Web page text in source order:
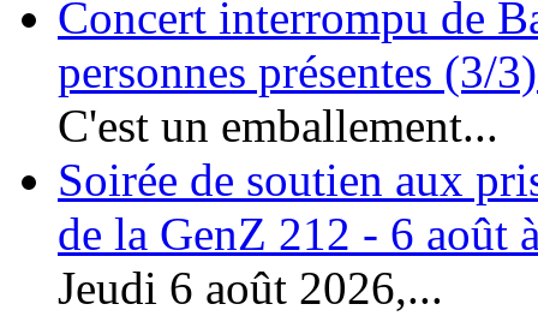
Concert interrompu de
personnes présentes (3/
C'est un emballement...
Soirée de soutien aux
de la GenZ 212 - 6 août
Jeudi 6 août 2026,...